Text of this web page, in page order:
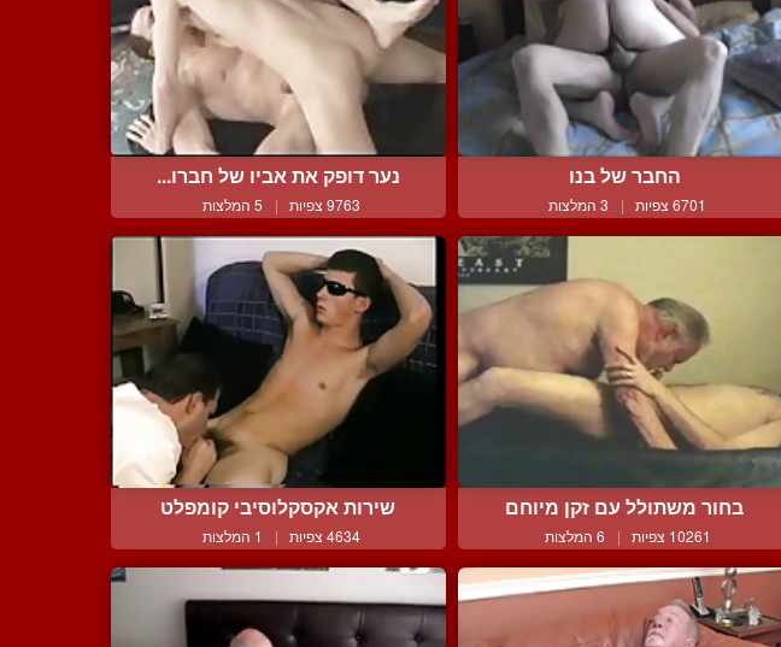
החבר של בנו
6701 צפיות | 3 המלצות
נער דופק את אביו של חברו...
9763 צפיות | 5 המלצות
בחור משתולל עם זקן מיוחם
10261 צפיות | 6 המלצות
שירות אקסקלוסיבי קומפלט
4634 צפיות | 1 המלצות